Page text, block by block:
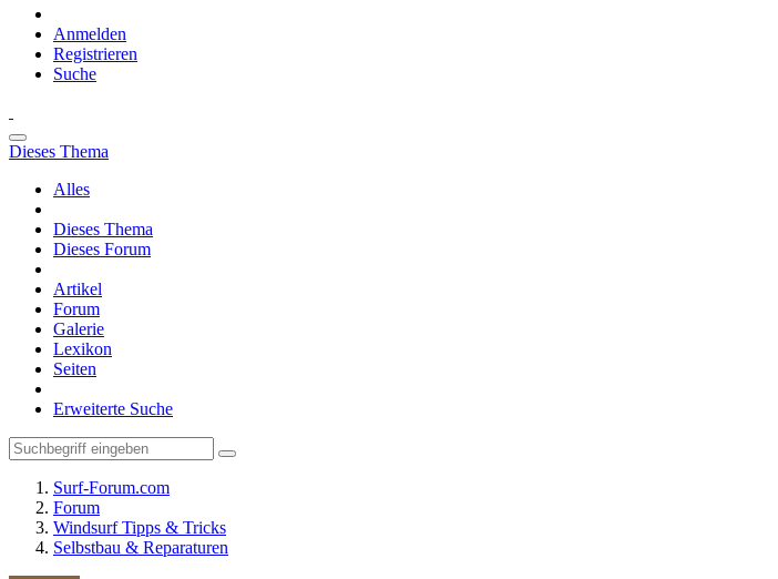
Anmelden
Registrieren
Suche
Dieses Thema
Alles
Dieses Thema
Dieses Forum
Artikel
Forum
Galerie
Lexikon
Seiten
Erweiterte Suche
Surf-Forum.com
Forum
Windsurf Tipps & Tricks
Selbstbau & Reparaturen